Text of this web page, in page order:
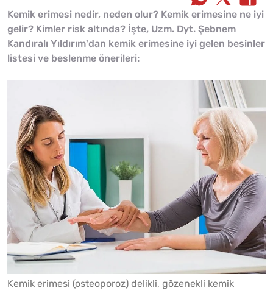
Kemik erimesi nedir, neden olur? Kemik erimesine ne iyi
gelir? Kimler risk altında? İşte, Uzm. Dyt. Şebnem
Kandıralı Yıldırım'dan kemik erimesine iyi gelen besinler
listesi ve beslenme önerileri:
Kemik erimesi (osteoporoz) delikli, gözenekli kemik